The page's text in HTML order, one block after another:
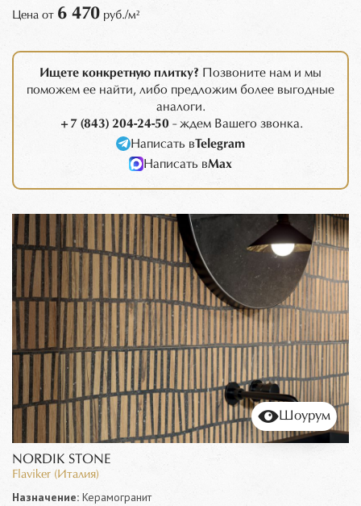
Цена от 6 470 руб./м²
Ищете конкретную плитку? Позвоните нам и мы
поможем ее найти, либо предложим более выгодные
аналоги.
+7 (843) 204-24-50 - ждем Вашего звонка.
Написать вTelegram
Написать вMax
Шоурум
NORDIK STONE
Flaviker (Италия)
Назначение: Керамогранит